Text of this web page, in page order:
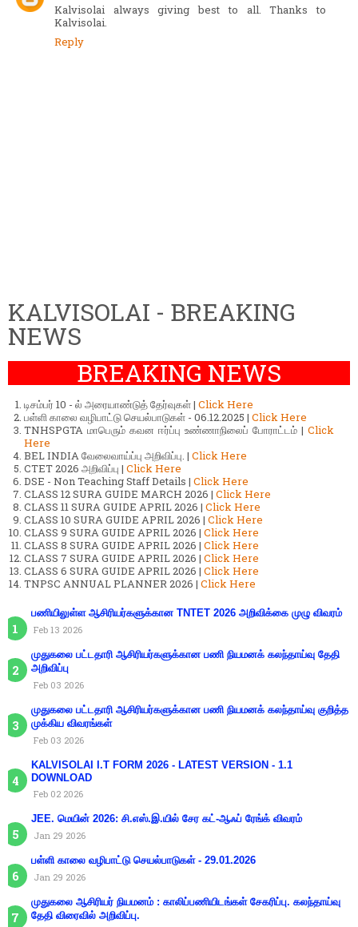
Kalvisolai always giving best to all. Thanks to
Kalvisolai.
Reply
KALVISOLAI - BREAKING
NEWS
BREAKING NEWS
டிசம்பர் 10 - ல் அரையாண்டுத் தேர்வுகள் | Click Here
பள்ளி காலை வழிபாட்டு செயல்பாடுகள் - 06.12.2025 | Click Here
TNHSPGTA மாபெரும் கவன ஈர்ப்பு உண்ணாநிலைப் போராட்டம் | Click
Here
BEL INDIA வேலைவாய்ப்பு அறிவிப்பு. | Click Here
CTET 2026 அறிவிப்பு | Click Here
DSE - Non Teaching Staff Details | Click Here
CLASS 12 SURA GUIDE MARCH 2026 | Click Here
CLASS 11 SURA GUIDE APRIL 2026 | Click Here
CLASS 10 SURA GUIDE APRIL 2026 | Click Here
CLASS 9 SURA GUIDE APRIL 2026 | Click Here
CLASS 8 SURA GUIDE APRIL 2026 | Click Here
CLASS 7 SURA GUIDE APRIL 2026 | Click Here
CLASS 6 SURA GUIDE APRIL 2026 | Click Here
TNPSC ANNUAL PLANNER 2026 | Click Here
பணியிலுள்ள ஆசிரியர்களுக்கான TNTET 2026 அறிவிக்கை முழு விவரம்
Feb 13 2026
முதுகலை பட்டதாரி ஆசிரியர்களுக்கான பணி நியமனக் கலந்தாய்வு தேதி
அறிவிப்பு
Feb 03 2026
முதுகலை பட்டதாரி ஆசிரியர்களுக்கான பணி நியமனக் கலந்தாய்வு குறித்த
முக்கிய விவரங்கள்
Feb 03 2026
KALVISOLAI I.T FORM 2026 - LATEST VERSION - 1.1
DOWNLOAD
Feb 02 2026
JEE. மெயின் 2026: சி.எஸ்.இ.யில் சேர கட்-ஆஃப் ரேங்க் விவரம்
Jan 29 2026
பள்ளி காலை வழிபாட்டு செயல்பாடுகள் - 29.01.2026
Jan 29 2026
முதுகலை ஆசிரியர் நியமனம் : காலிப்பணியிடங்கள் சேகரிப்பு. கலந்தாய்வு
தேதி விரைவில் அறிவிப்பு.